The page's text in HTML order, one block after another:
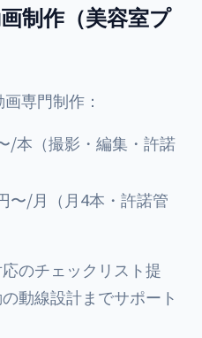
制作（美容室プ
専門制作：
/本（撮影・編集・許諾
〜/月（月4本・許諾管
のチェックリスト提
動線設計までサポート